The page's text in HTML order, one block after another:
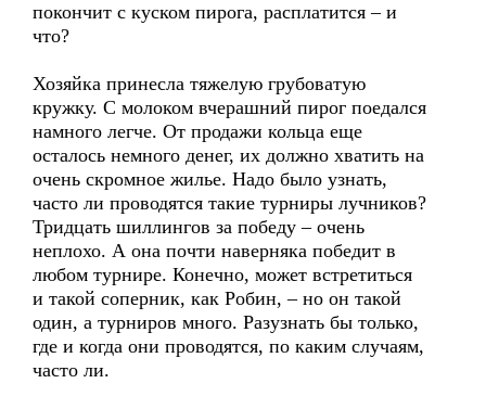
покончит с куском пирога, расплатится – и
что?
Хозяйка принесла тяжелую грубоватую
кружку. С молоком вчерашний пирог поедался
намного легче. От продажи кольца еще
осталось немного денег, их должно хватить на
очень скромное жилье. Надо было узнать,
часто ли проводятся такие турниры лучников?
Тридцать шиллингов за победу – очень
неплохо. А она почти наверняка победит в
любом турнире. Конечно, может встретиться
и такой соперник, как Робин, – но он такой
один, а турниров много. Разузнать бы только,
где и когда они проводятся, по каким случаям,
часто ли.